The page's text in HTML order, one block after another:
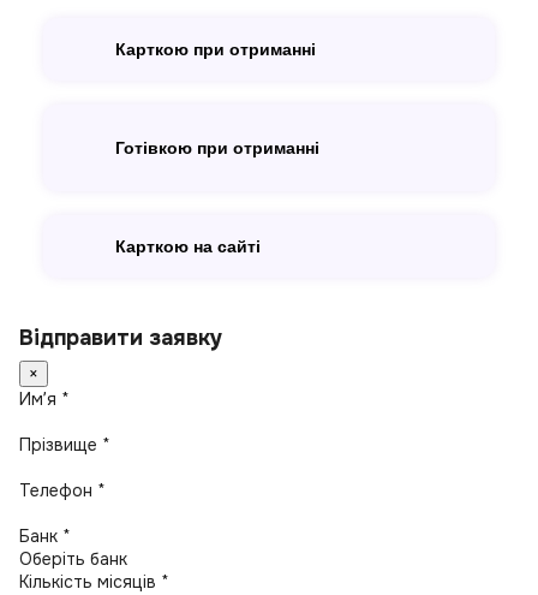
Карткою при отриманні
Готівкою при отриманні
Карткою на сайті
Відправити заявку
×
Имʼя *
Прізвище *
Телефон *
Банк *
Кількість місяців *